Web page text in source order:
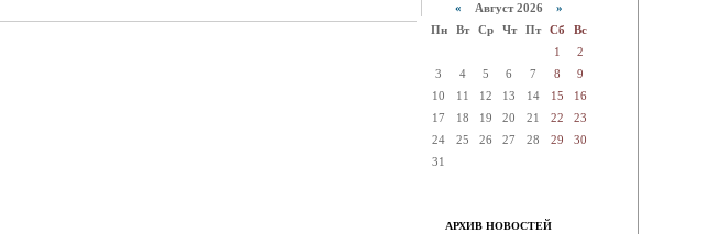
« Август 2026 »
Пн
Вт Ср Чт Пт Сб
Вс
1
2
3
4 5 6 7 8
9
10
11 12 13 14 15
16
17
18 19 20 21 22
23
24
25 26 27 28 29
30
31
АРХИВ НОВОСТЕЙ